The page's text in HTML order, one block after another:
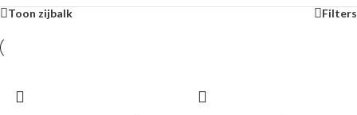
Toon zijbalk Filters